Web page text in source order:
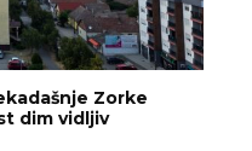
Zorke
dim vidljiv